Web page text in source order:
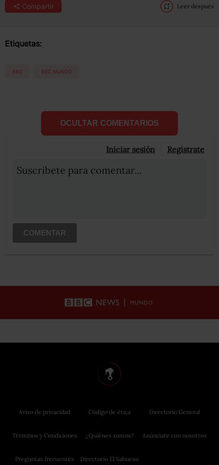
Compartir Leer después
Etiquetas:
BBC BBC MUNDO
OCULTAR COMENTARIOS
Iniciar sesión Registrate
Suscribete para comentar...
COMENTAR
Aviso de privacidad
Términos y Condiciones
Preguntas frecuentes
Código de ética
¿Quiénes somos?
Directorio El Sabueso
Directorio General
Anúnciate con nosotros